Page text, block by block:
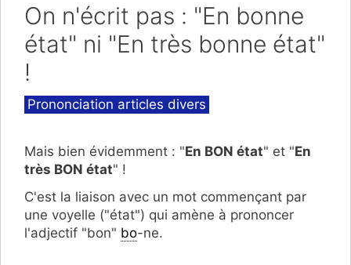
On n'écrit pas : "En bonne
état" ni "En très bonne état"
!
Catégories
Prononciation articles divers
Mais bien évidemment : "En BON état" et "En
très BON état" !
C'est la liaison avec un mot commençant par
une voyelle ("état") qui amène à prononcer
l'adjectif "bon" bo-ne.